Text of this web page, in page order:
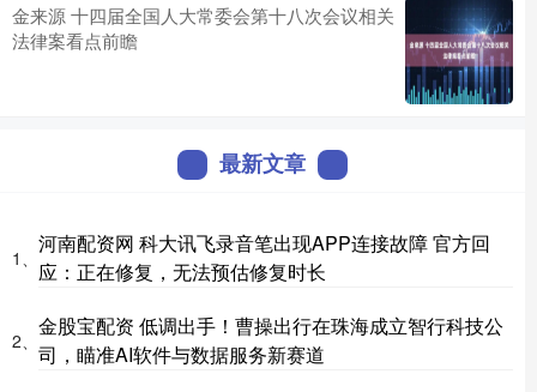
金来源 十四届全国人大常委会第十八次会议相关
法律案看点前瞻
最新文章
1、
河南配资网 科大讯飞录音笔出现APP连接故障 官方回
应：正在修复，无法预估修复时长
2、
金股宝配资 低调出手！曹操出行在珠海成立智行科技公
司，瞄准AI软件与数据服务新赛道